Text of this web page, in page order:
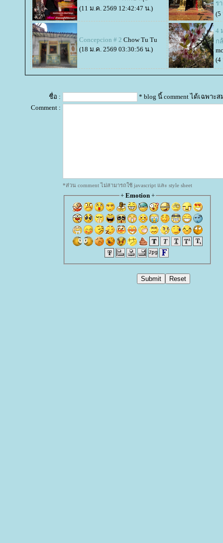
(11 ม.ค. 2569 12:42:47 น.)
ร
(5
Concepcion # 2 Chow Tu Tu
(18 ม.ค. 2569 03:30:56 น.)
4
ก
(4
ชื่อ :
* blog นี้ comment ได้เฉพาะ
Comment :
*ส่วน comment ไม่สามารถใช้ javascript และ style sheet
+ Emotion+